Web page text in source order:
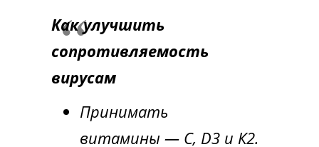
Как улучшить
сопротивляемость
вирусам
Принимать
витамины — С, D3 и К2.